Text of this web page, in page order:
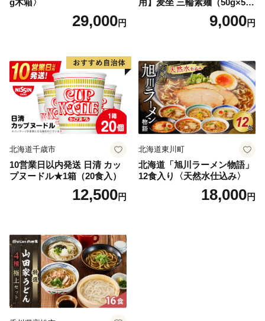
g木箱〉
29,000円
用】麦坐 三輪素麺（50g×5束
9,000円
北海道千歳市
10営業日以内発送 日清 カッ
プヌードル★1箱（20食入）
12,500円
北海道東川町
北海道「旭川ラーメン物語」
12食入り〈天然水仕込み〉
18,000円